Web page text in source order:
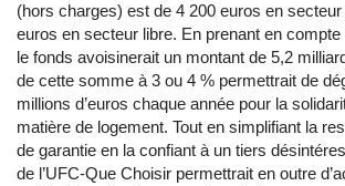
(hors charges) est de 4 200 euros en
euros en secteur libre. En prenant en
le fonds avoisinerait un montant de 5,2
de cette somme à 3 ou 4 % permettrait de
millions d’euros chaque année pour la
matière de logement. Tout en simplifiant la
de garantie en la confiant à un tiers
de l’UFC-Que Choisir permettrait en outre